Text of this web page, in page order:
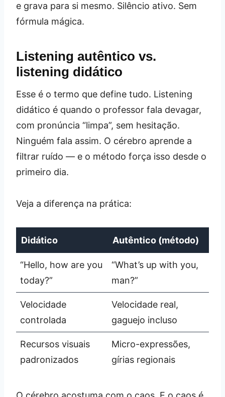
e grava para si mesmo. Silêncio ativo. Sem
fórmula mágica.
Listening autêntico vs.
listening didático
Esse é o termo que define tudo. Listening
didático é quando o professor fala devagar,
com pronúncia “limpa”, sem hesitação.
Ninguém fala assim. O cérebro aprende a
filtrar ruído — e o método força isso desde o
primeiro dia.
Veja a diferença na prática:
Didático Autêntico (método)
“Hello, how are you
today?”
“What’s up with you,
man?”
Velocidade
controlada
Velocidade real,
gaguejo incluso
Recursos visuais
padronizados
Micro-expressões,
gírias regionais